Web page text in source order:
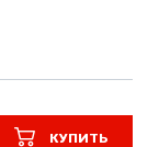
КУПИТЬ